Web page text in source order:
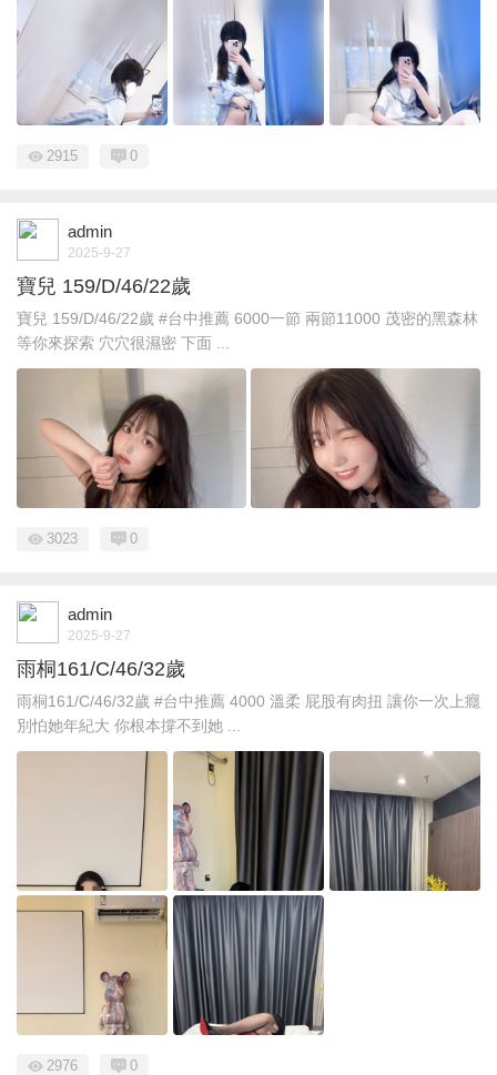
2915 0
admin
2025-9-27
寶兒 159/D/46/22歲
寶兒 159/D/46/22歲 #台中推薦 6000一節 兩節11000 茂密的黑森林
等你來探索 穴穴很濕密 下面 ...
3023 0
admin
2025-9-27
雨桐161/C/46/32歲
雨桐161/C/46/32歲 #台中推薦 4000 溫柔 屁股有肉扭 讓你一次上癮
別怕她年紀大 你根本撐不到她 ...
2976 0